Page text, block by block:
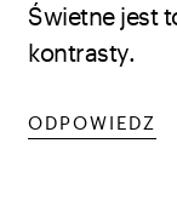
Świetne jest
kontrasty.
ODPOWIEDZ